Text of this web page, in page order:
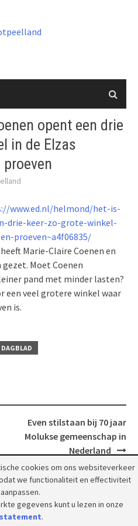
opent een drie
in de Elzas
www.ed.nl/helmond/het-is-
drie-keer-zo-grote-winkel-
proeven~a4f06835/
Marie-Claire Coenen en
Moet Coenen
pand met minder lasten?
een veel grotere winkel waar
is.
Even stilstaan bij 70 jaar
Molukse gemeenschap in
Nederland
cookies om ons websiteverkeer
we functionaliteit en effectiviteit
gegevens kunt u lezen in onze
.